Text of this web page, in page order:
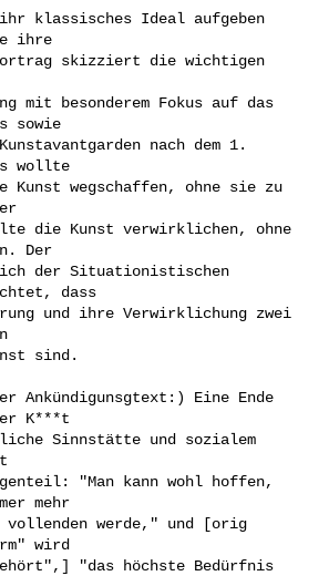
klassisches Ideal aufgeben
ihre
skizziert die wichtigen
mit besonderem Fokus auf das
sowie
nach dem 1.
wollte
Kunst wegschaffen, ohne sie zu
die Kunst verwirklichen, ohne
Der
der Situationistischen
dass
und ihre Verwirklichung zwei
sind.
Ankündigunsgtext:) Eine Ende
K***t
Sinnstätte und sozialem
"Man kann wohl hoffen,
mehr
vollenden werde," und [orig
wird
"das höchste Bedürfnis